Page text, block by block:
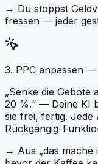
→ Du stoppst
fressen — jeder
3. PPC anpassen —
„Senke die
20 %.“ — Deine KI
sie frei, fertig. Jede
Rückgängig-
→ Aus „das mache